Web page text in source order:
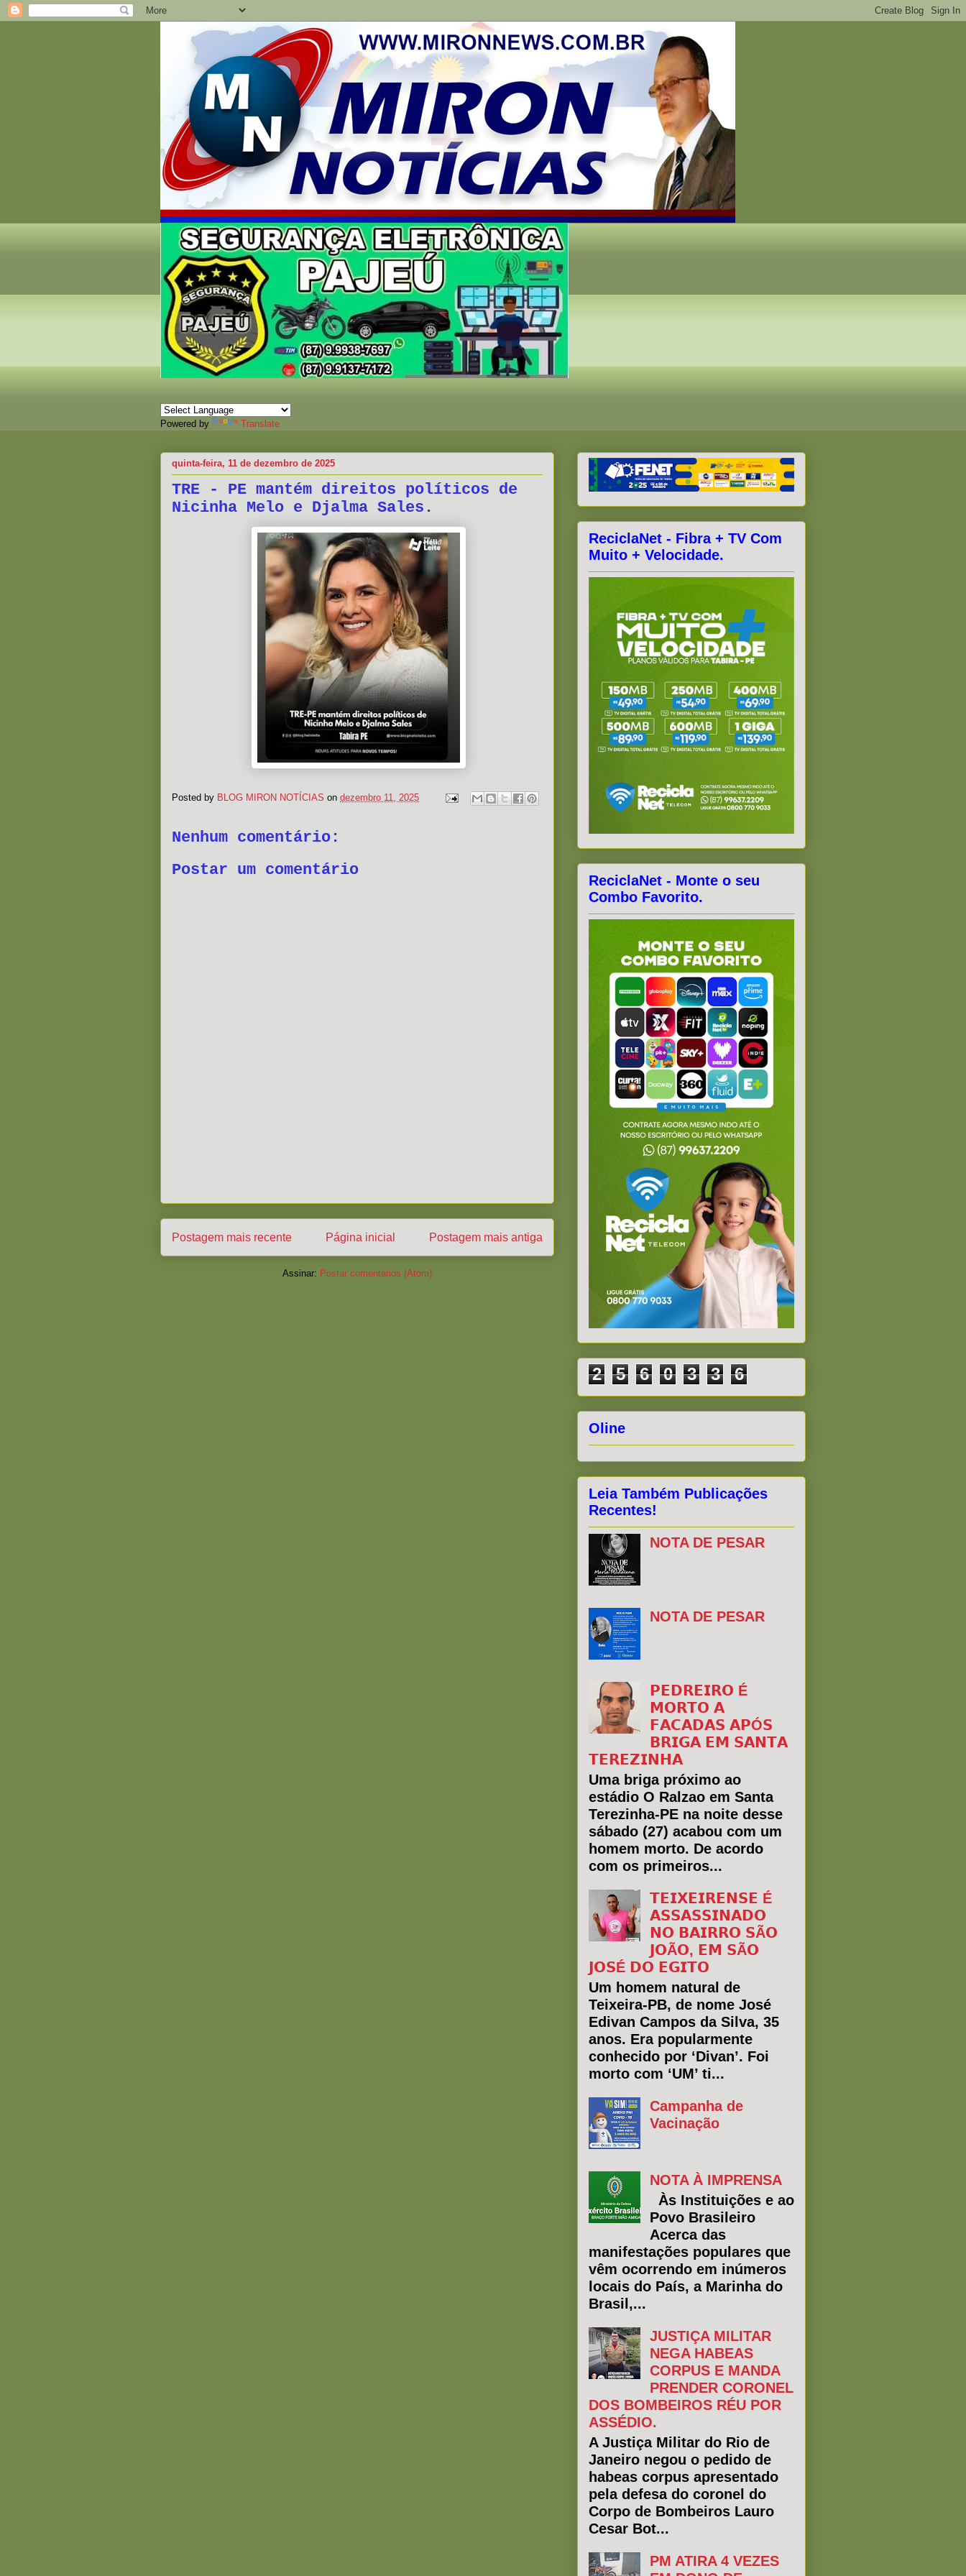
Powered by Translate
quinta-feira, 11 de dezembro de 2025
TRE - PE mantém direitos políticos de
Nicinha Melo e Djalma Sales.
Posted by BLOG MIRON NOTÍCIAS on dezembro 11, 2025
Nenhum comentário:
Postar um comentário
Postagem mais recente Postagem mais antiga
Página inicial
Assinar: Postar comentários (Atom)
ReciclaNet - Fibra + TV Com
Muito + Velocidade.
ReciclaNet - Monte o seu
Combo Favorito.
2 5 6 0 3 3 6
Oline
Leia Também Publicações
Recentes!
NOTA DE PESAR
NOTA DE PESAR
𝗣𝗘𝗗𝗥𝗘𝗜𝗥𝗢 É
𝗠𝗢𝗥𝗧𝗢 𝗔
𝗙𝗔𝗖𝗔𝗗𝗔𝗦 𝗔𝗣Ó𝗦
𝗕𝗥𝗜𝗚𝗔 𝗘𝗠 𝗦𝗔𝗡𝗧𝗔
𝗧𝗘𝗥𝗘𝗭𝗜𝗡𝗛𝗔
Uma briga próximo ao
estádio O Ralzao em Santa
Terezinha-PE na noite desse
sábado (27) acabou com um
homem morto. De acordo
com os primeiros...
𝗧𝗘𝗜𝗫𝗘𝗜𝗥𝗘𝗡𝗦𝗘 É
𝗔𝗦𝗦𝗔𝗦𝗦𝗜𝗡𝗔𝗗𝗢
𝗡𝗢 𝗕𝗔𝗜𝗥𝗥𝗢 𝗦Ã𝗢
𝗝𝗢Ã𝗢, 𝗘𝗠 𝗦Ã𝗢
𝗝𝗢𝗦É 𝗗𝗢 𝗘𝗚𝗜𝗧𝗢
Um homem natural de
Teixeira-PB, de nome José
Edivan Campos da Silva, 35
anos. Era popularmente
conhecido por ‘Divan’. Foi
morto com ‘UM’ ti...
Campanha de
Vacinação
NOTA À IMPRENSA
Às Instituições e ao
Povo Brasileiro
Acerca das
manifestações populares que
vêm ocorrendo em inúmeros
locais do País, a Marinha do
Brasil,...
JUSTIÇA MILITAR
NEGA HABEAS
CORPUS E MANDA
PRENDER CORONEL
DOS BOMBEIROS RÉU POR
ASSÉDIO.
A Justiça Militar do Rio de
Janeiro negou o pedido de
habeas corpus apresentado
pela defesa do coronel do
Corpo de Bombeiros Lauro
Cesar Bot...
PM ATIRA 4 VEZES